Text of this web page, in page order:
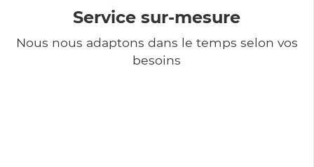
Service sur-mesure
Nous nous adaptons dans le temps selon vos
besoins